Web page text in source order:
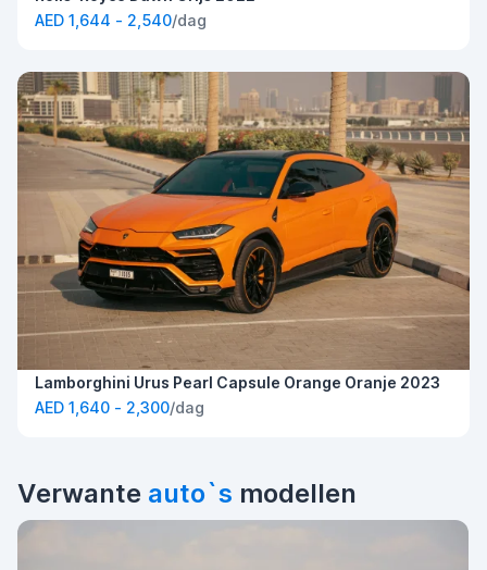
AED 1,644 - 2,540/dag
Lamborghini Urus Pearl Capsule Orange Oranje 2023
AED 1,640 - 2,300/dag
Verwante auto`s modellen